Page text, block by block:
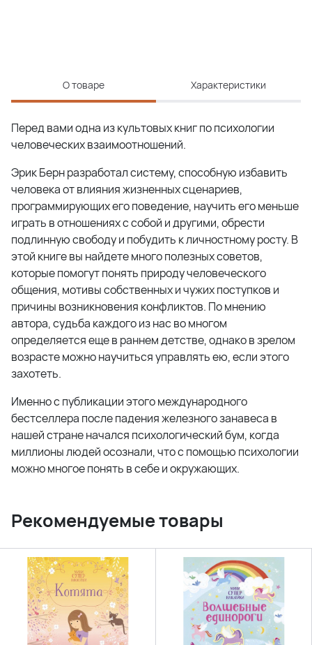
О товаре Характеристики
Перед вами одна из культовых книг по психологии
человеческих взаимоотношений.
Эрик Берн разработал систему, способную избавить
человека от влияния жизненных сценариев,
программирующих его поведение, научить его меньше
играть в отношениях с собой и другими, обрести
подлинную свободу и побудить к личностному росту. В
этой книге вы найдете много полезных советов,
которые помогут понять природу человеческого
общения, мотивы собственных и чужих поступков и
причины возникновения конфликтов. По мнению
автора, судьба каждого из нас во многом
определяется еще в раннем детстве, однако в зрелом
возрасте можно научиться управлять ею, если этого
захотеть.
Именно с публикации этого международного
бестселлера после падения железного занавеса в
нашей стране начался психологический бум, когда
миллионы людей осознали, что с помощью психологии
можно многое понять в себе и окружающих.
Рекомендуемые товары